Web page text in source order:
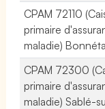
CPAM 72110
primaire
maladie)
CPAM 72300
primaire
maladie) Sablé-